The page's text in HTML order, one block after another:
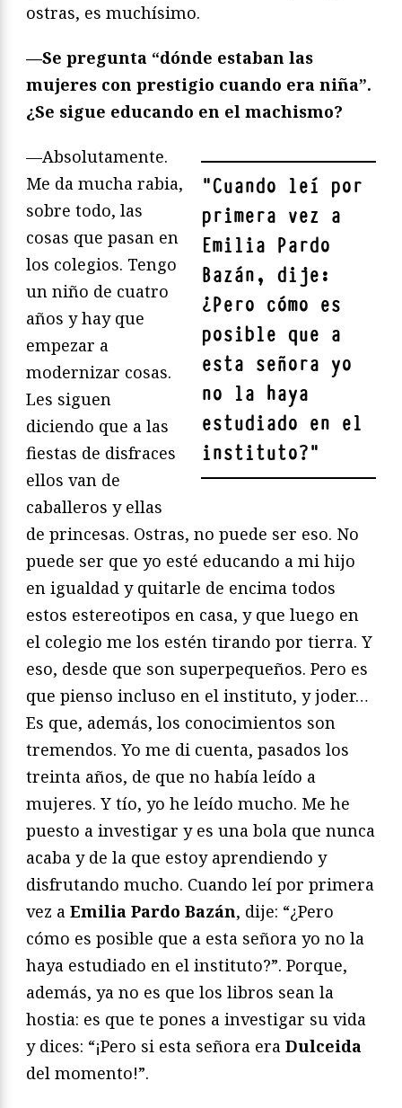
ostras, es muchísimo.
—Se pregunta “dónde estaban las
mujeres con prestigio cuando era niña”.
¿Se sigue educando en el machismo?
"Cuando leí por
primera vez a
Emilia Pardo
Bazán, dije:
¿Pero cómo es
posible que a
esta señora yo
no la haya
estudiado en el
instituto?"
—Absolutamente.
Me da mucha rabia,
sobre todo, las
cosas que pasan en
los colegios. Tengo
un niño de cuatro
años y hay que
empezar a
modernizar cosas.
Les siguen
diciendo que a las
fiestas de disfraces
ellos van de
caballeros y ellas
de princesas. Ostras, no puede ser eso. No
puede ser que yo esté educando a mi hijo
en igualdad y quitarle de encima todos
estos estereotipos en casa, y que luego en
el colegio me los estén tirando por tierra. Y
eso, desde que son superpequeños. Pero es
que pienso incluso en el instituto, y joder…
Es que, además, los conocimientos son
tremendos. Yo me di cuenta, pasados los
treinta años, de que no había leído a
mujeres. Y tío, yo he leído mucho. Me he
puesto a investigar y es una bola que nunca
acaba y de la que estoy aprendiendo y
disfrutando mucho. Cuando leí por primera
vez a Emilia Pardo Bazán, dije: “¿Pero
cómo es posible que a esta señora yo no la
haya estudiado en el instituto?”. Porque,
además, ya no es que los libros sean la
hostia: es que te pones a investigar su vida
y dices: “¡Pero si esta señora era Dulceida
del momento!”.